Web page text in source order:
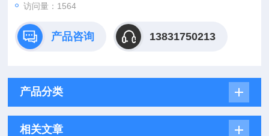
访问量：1564
产品咨询 13831750213
产品分类
相关文章